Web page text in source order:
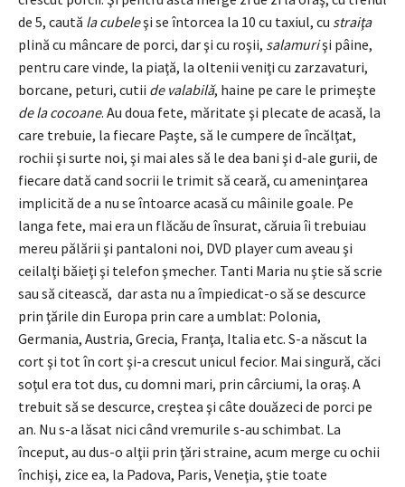
de 5, caută la cubeleşi se întorcea la 10 cu taxiul, cu straiţa
plină cu mâncare de porci, dar şi cu roşii, salamurişi pâine,
pentru care vinde, la piaţă, la oltenii veniţi cu zarzavaturi,
borcane, peturi, cutii de valabilă, haine pe care le primeşte
de la cocoane. Au doua fete, măritate şi plecate de acasă, la
care trebuie, la fiecare Paşte, să le cumpere de încălţat,
rochii şi surte noi, şi mai ales să le dea bani şi d-ale gurii, de
fiecare dată cand socrii le trimit să ceară, cu ameninţarea
implicită de a nu se întoarce acasă cu mâinile goale. Pe
langa fete, mai era un flăcău de însurat, căruia îi trebuiau
mereu pălării şi pantaloni noi, DVD player cum aveau şi
ceilalţi băieţi şi telefon şmecher. Tanti Maria nu ştie să scrie
sau să citească, dar asta nu a împiedicat-o să se descurce
prin ţările din Europa prin care a umblat: Polonia,
Germania, Austria, Grecia, Franţa, Italia etc. S-a născut la
cort şi tot în cort şi-a crescut unicul fecior. Mai singură, căci
soţul era tot dus, cu domni mari, prin cârciumi, la oraş. A
trebuit să se descurce, creştea şi câte douăzeci de porci pe
an. Nu s-a lăsat nici când vremurile s-au schimbat. La
început, au dus-o alţii prin ţări straine, acum merge cu ochii
închişi, zice ea, la Padova, Paris, Veneţia, ştie toate